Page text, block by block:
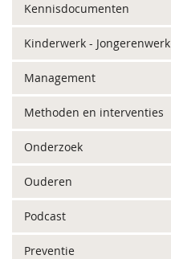
Kennisdocumenten
Kinderwerk - Jongerenwerk
Management
Methoden en interventies
Onderzoek
Ouderen
Podcast
Preventie